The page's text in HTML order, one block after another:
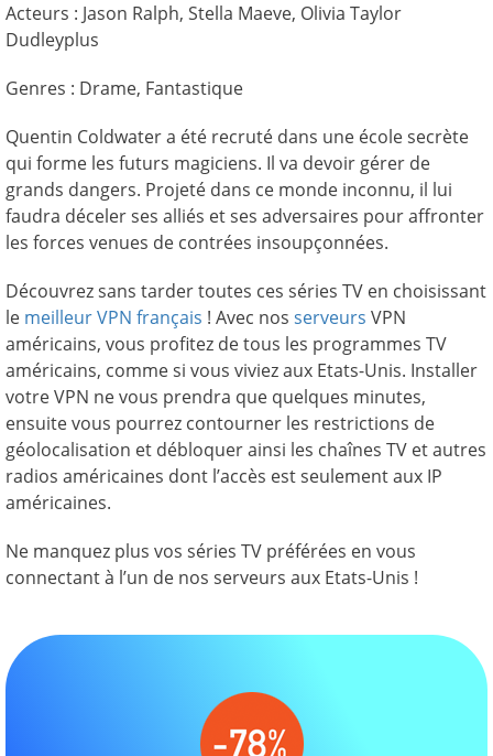
Acteurs : Jason Ralph, Stella Maeve, Olivia Taylor
Dudleyplus
Genres : Drame, Fantastique
Quentin Coldwater a été recruté dans une école secrète
qui forme les futurs magiciens. Il va devoir gérer de
grands dangers. Projeté dans ce monde inconnu, il lui
faudra déceler ses alliés et ses adversaires pour affronter
les forces venues de contrées insoupçonnées.
Découvrez sans tarder toutes ces séries TV en choisissant
le meilleur VPN français ! Avec nos serveurs VPN
américains, vous profitez de tous les programmes TV
américains, comme si vous viviez aux Etats-Unis. Installer
votre VPN ne vous prendra que quelques minutes,
ensuite vous pourrez contourner les restrictions de
géolocalisation et débloquer ainsi les chaînes TV et autres
radios américaines dont l’accès est seulement aux IP
américaines.
Ne manquez plus vos séries TV préférées en vous
connectant à l’un de nos serveurs aux Etats-Unis !